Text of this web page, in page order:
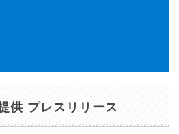
供 プレスリリース